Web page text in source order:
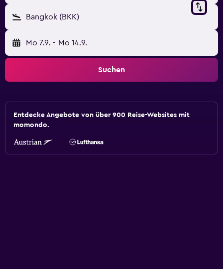
Bangkok (BKK)
Mo 7.9. - Mo 14.9.
Suchen
Entdecke Angebote von über 900 Reise-Websites mit
momondo.